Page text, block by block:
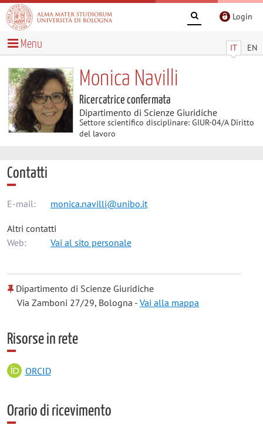
Login
IT EN
Menu
Monica Navilli
Ricercatrice confermata
Dipartimento di Scienze Giuridiche
Settore scientifico disciplinare: GIUR-04/A Diritto
del lavoro
Contatti
E-mail: monica.navilli@unibo.it
Altri contatti
Web:
Vai al sito personale
Dipartimento di Scienze Giuridiche
Via Zamboni 27/29, Bologna -Vai alla mappa
Risorse in rete
ORCID
Orario di ricevimento